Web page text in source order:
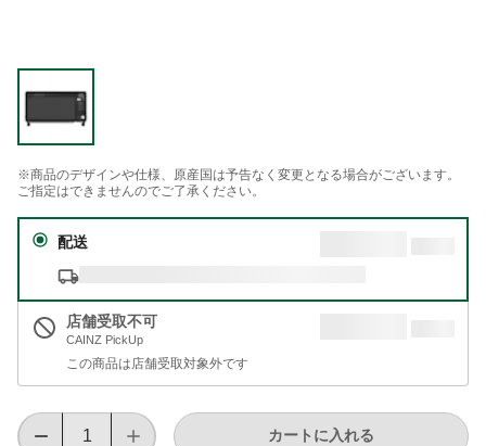
※商品のデザインや仕様、原産国は予告なく変更となる場合がございます。
ご指定はできませんのでご了承ください。
配送
店舗受取不可
CAINZ PickUp
この商品は店舗受取対象外です
カートに入れる